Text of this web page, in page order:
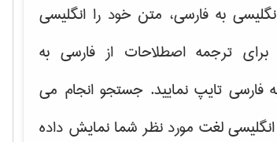
به فارسی، متن خود را انگلیسی
ترجمه اصطلاحات از فارسی به
فارسی تایپ نمایید. جستجو انجام می
لغت مورد نظر شما نمایش داده